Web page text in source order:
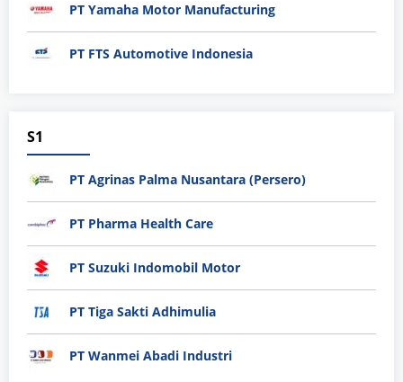
PT Yamaha Motor Manufacturing
PT FTS Automotive Indonesia
S1
PT Agrinas Palma Nusantara (Persero)
PT Pharma Health Care
PT Suzuki Indomobil Motor
PT Tiga Sakti Adhimulia
PT Wanmei Abadi Industri